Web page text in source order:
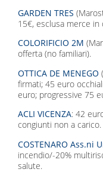
GARDEN TRES
15€, esclusa merce in
COLORIFICIO 2M
offerta (no familiari).
OTTICA DE MENEGO
firmati; 45 euro
euro; progressive 75
ACLI VICENZA: 42
congiunti non a carico.
COSTENARO Ass.ni
incendio/-20%
salute.